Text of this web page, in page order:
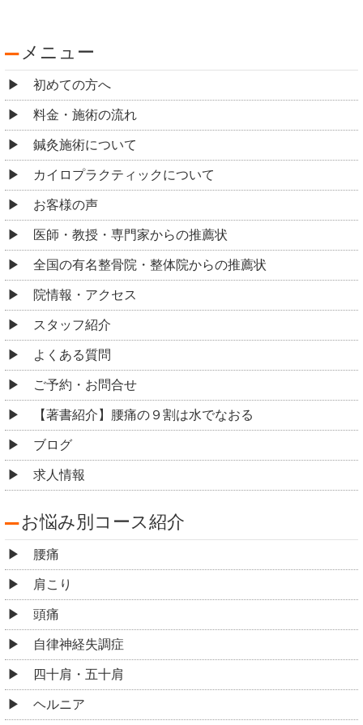
メニュー
初めての方へ
料金・施術の流れ
鍼灸施術について
カイロプラクティックについて
お客様の声
医師・教授・専門家からの推薦状
全国の有名整骨院・整体院からの推薦状
院情報・アクセス
スタッフ紹介
よくある質問
ご予約・お問合せ
【著書紹介】腰痛の９割は水でなおる
ブログ
求人情報
お悩み別コース紹介
腰痛
肩こり
頭痛
自律神経失調症
四十肩・五十肩
ヘルニア